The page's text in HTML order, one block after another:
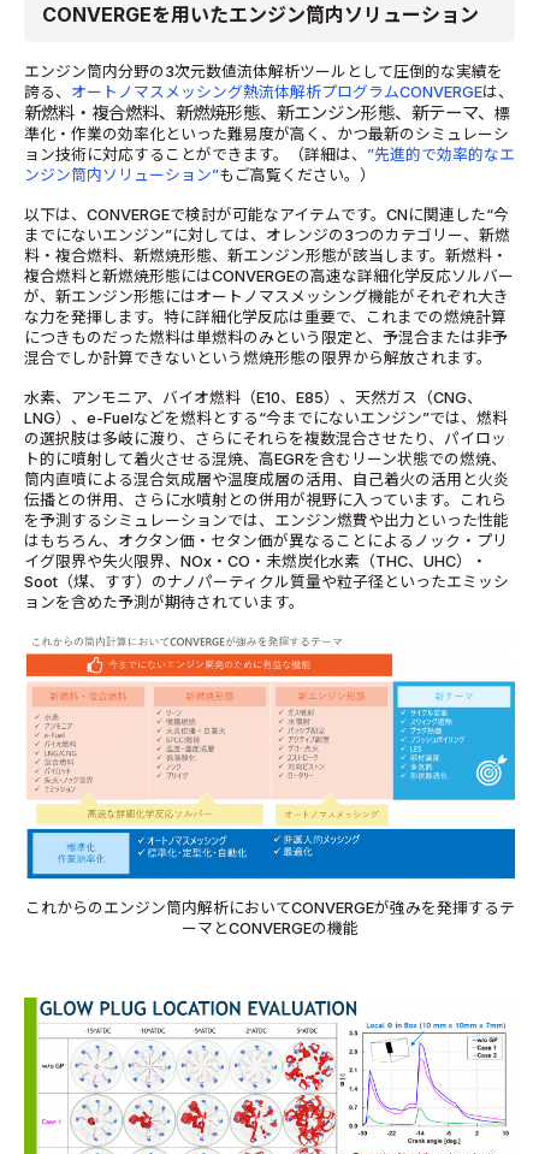
CONVERGEを用いたエンジン筒内ソリューション
エンジン筒内分野の3次元数値流体解析ツールとして圧倒的な実績を
誇る、 オートノマスメッシング熱流体解析プログラムCONVERGEは、
新燃料・複合燃料、 新燃焼形態、 新エンジン形態、 新テーマ、 標
準化・作業の効率化といった難易度が高く、かつ最新のシミュレーシ
ョン技術に対応することができます。（詳細は、 ”先進的で効率的なエ
ンジン筒内ソリューション”もご高覧ください。）
以下は、CONVERGEで検討が可能なアイテムです。CNに関連した“今
までにないエンジン”に対しては、オレンジの3つのカテゴリー、新燃
料・複合燃料、新燃焼形態、新エンジン形態が該当します。新燃料・
複合燃料と新燃焼形態にはCONVERGEの高速な詳細化学反応ソルバー
が、新エンジン形態にはオートノマスメッシング機能がそれぞれ大き
な力を発揮します。特に詳細化学反応は重要で、これまでの燃焼計算
につきものだった燃料は単燃料のみという限定と、予混合または非予
混合でしか計算できないという燃焼形態の限界から解放されます。
水素、アンモニア、バイオ燃料（E10、E85）、天然ガス（CNG、
LNG）、e-Fuelなどを燃料とする“今までにないエンジン”では、燃料
の選択肢は多岐に渡り、さらにそれらを複数混合させたり、パイロッ
ト的に噴射して着火させる混焼、高EGRを含むリーン状態での燃焼、
筒内直噴による混合気成層や温度成層の活用、自己着火の活用と火炎
伝播との併用、さらに水噴射との併用が視野に入っています。これら
を予測するシミュレーションでは、エンジン燃費や出力といった性能
はもちろん、オクタン価・セタン価が異なることによるノック・プリ
イグ限界や失火限界、NOx・CO・未燃炭化水素（THC、UHC）・
Soot（煤、すす）のナノパーティクル質量や粒子径といったエミッシ
ョンを含めた予測が期待されています。
これからのエンジン筒内解析においてCONVERGEが強みを発揮するテ
ーマとCONVERGEの機能